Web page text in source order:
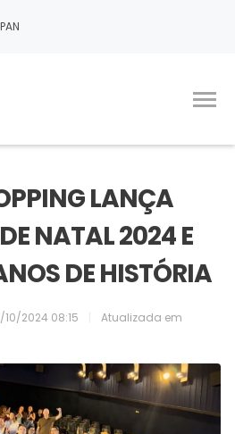
LANÇA
NATAL 2024 E
DE HISTÓRIA
10/2024 08:15
Atualizada em